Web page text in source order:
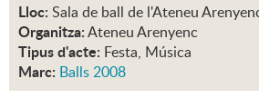
Lloc: Sala de ball de l'Ateneu
Organitza:Ateneu Arenyenc
Tipus d'acte: Festa, Música
Marc: Balls 2008